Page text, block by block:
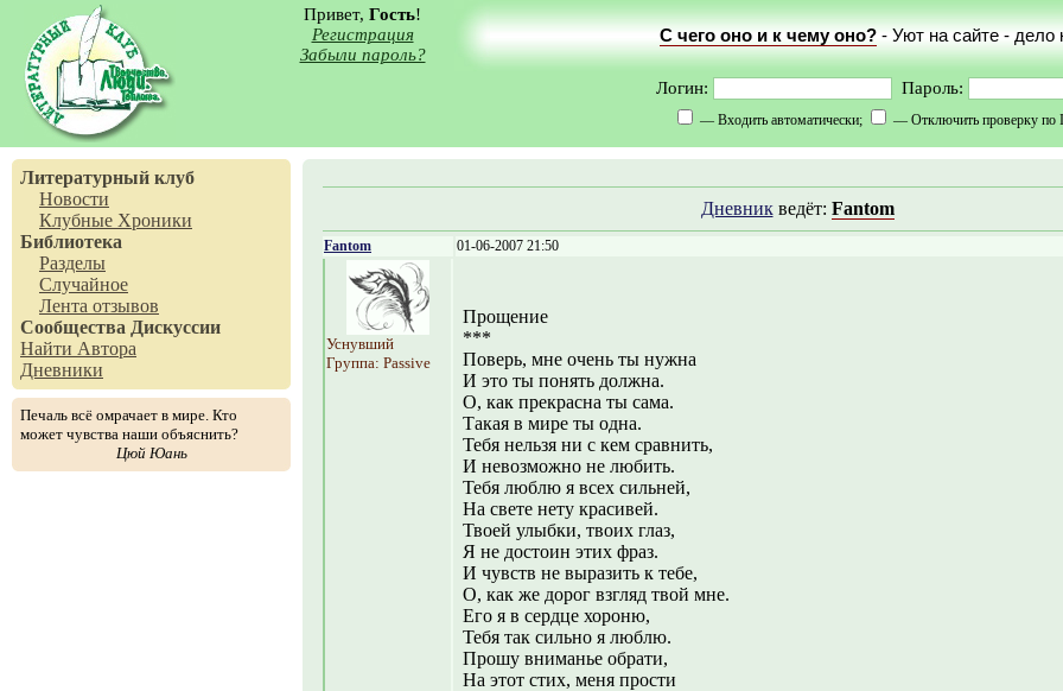
Привет, Гость!
Регистрация
Забыли пароль?
С чего оно и к чему оно?- Уют на сайте - дело
Логин: Пароль:
— Входить автоматически; — Отключить проверку по
Литературный клуб
Новости
Клубные Хроники
Библиотека
Разделы
Случайное
Лента отзывов
Сообщества Дискуссии
Найти Автора
Дневники
Печаль всё омрачает в мире. Кто
может чувства наши объяснить?
Цюй Юань
Дневникведёт: Fantom
Fantom 01-06-2007 21:50
Уснувший
Группа: Passive
Прощение
***
Поверь, мне очень ты нужна
И это ты понять должна.
О, как прекрасна ты сама.
Такая в мире ты одна.
Тебя нельзя ни с кем сравнить,
И невозможно не любить.
Тебя люблю я всех сильней,
На свете нету красивей.
Твоей улыбки, твоих глаз,
Я не достоин этих фраз.
И чувств не выразить к тебе,
О, как же дорог взгляд твой мне.
Его я в сердце хороню,
Тебя так сильно я люблю.
Прошу вниманье обрати,
На этот стих, меня прости